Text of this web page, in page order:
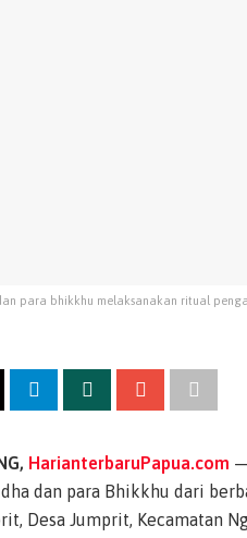
para bhikkhu melaksanakan ritual
HarianterbaruPapua.com
dan para Bhikkhu dari
Desa Jumprit, Kecamatan